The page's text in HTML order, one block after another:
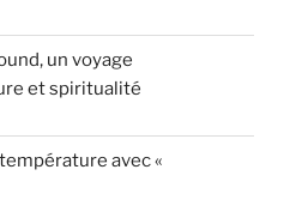
un voyage
et spiritualité
avec «